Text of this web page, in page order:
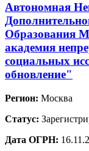
Автономная
Образования
академия
социальных
обновление"
Регион: Москва
Статус:
Дата ОГРН: